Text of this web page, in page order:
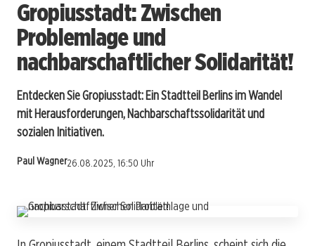
Gropiusstadt: Zwischen
Problemlage und
nachbarschaftlicher Solidarität!
Entdecken Sie Gropiusstadt: Ein Stadtteil Berlins im Wandel
mit Herausforderungen, Nachbarschaftssolidarität und
sozialen Initiativen.
Paul Wagner26.08.2025, 16:50 Uhr